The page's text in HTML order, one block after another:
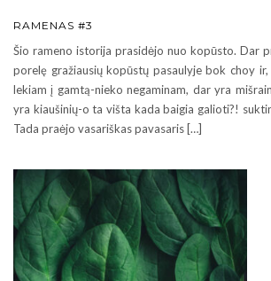
RAMENAS #3
Šio rameno istorija prasidėjo nuo kopūsto. Dar
porelę gražiausių kopūstų pasaulyje bok choy ir,
lekiam į gamtą-nieko negaminam, dar yra
yra kiaušinių-o ta višta kada baigia galioti?!
Tada praėjo vasariškas pavasaris […]